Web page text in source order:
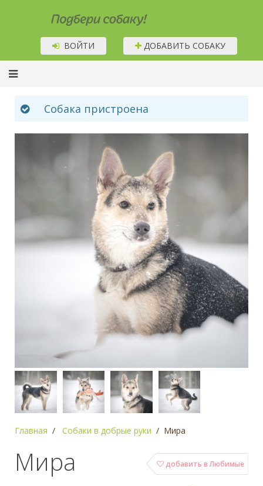
Подбери собаку!
ВОЙТИ ДОБАВИТЬ СОБАКУ
Собака пристроена
Главная Собаки в добрые руки Мира
добавить в Любимые
Мира